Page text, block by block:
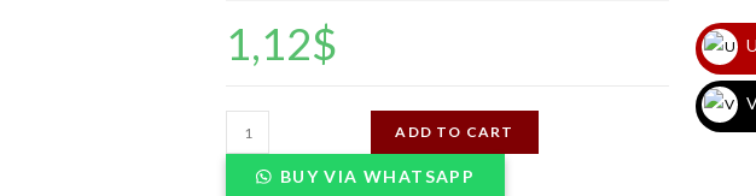
1,12$
CAFE
AMANECER
GOURMET
ADD TO CART
BUY VIA WHATSAPP